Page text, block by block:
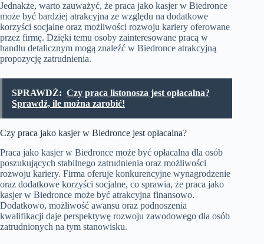
Jednakże, warto zauważyć, że praca jako kasjer w Biedronce
może być bardziej atrakcyjna ze względu na dodatkowe
korzyści socjalne oraz możliwości rozwoju kariery oferowane
przez firmę. Dzięki temu osoby zainteresowane pracą w
handlu detalicznym mogą znaleźć w Biedronce atrakcyjną
propozycję zatrudnienia.
SPRAWDŹ: Czy praca listonosza jest opłacalna?
Sprawdź, ile można zarobić!
Czy praca jako kasjer w Biedronce jest opłacalna?
Praca jako kasjer w Biedronce może być opłacalna dla osób
poszukujących stabilnego zatrudnienia oraz możliwości
rozwoju kariery. Firma oferuje konkurencyjne wynagrodzenie
oraz dodatkowe korzyści socjalne, co sprawia, że praca jako
kasjer w Biedronce może być atrakcyjna finansowo.
Dodatkowo, możliwość awansu oraz podnoszenia
kwalifikacji daje perspektywę rozwoju zawodowego dla osób
zatrudnionych na tym stanowisku.